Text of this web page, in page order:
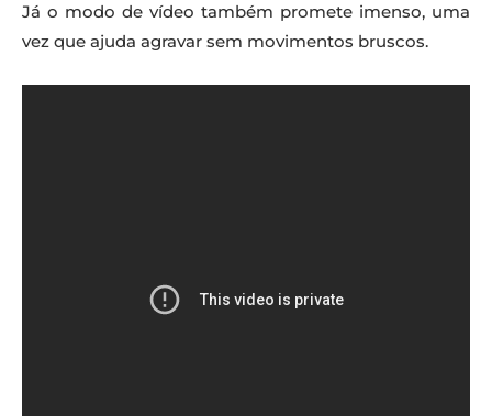
Já o modo de vídeo também promete imenso, uma
vez que ajuda agravar sem movimentos bruscos.